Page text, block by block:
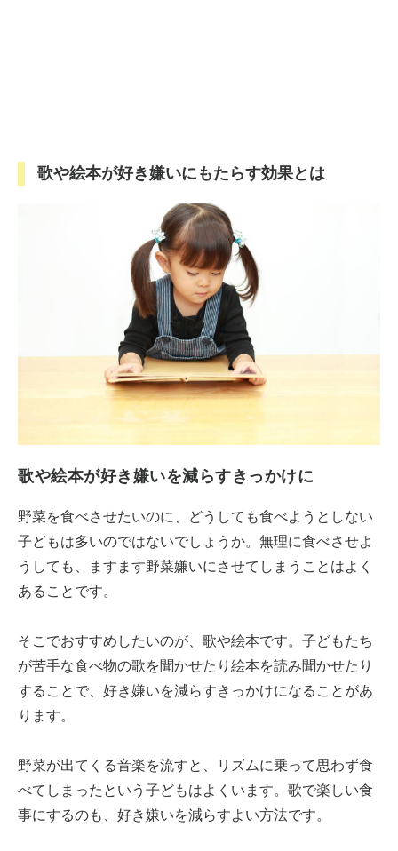
歌や絵本が好き嫌いにもたらす効果とは
歌や絵本が好き嫌いを減らすきっかけに
野菜を食べさせたいのに、どうしても食べようとしない
子どもは多いのではないでしょうか。無理に食べさせよ
うしても、ますます野菜嫌いにさせてしまうことはよく
あることです。
そこでおすすめしたいのが、歌や絵本です。子どもたち
が苦手な食べ物の歌を聞かせたり絵本を読み聞かせたり
することで、好き嫌いを減らすきっかけになることがあ
ります。
野菜が出てくる音楽を流すと、リズムに乗って思わず食
べてしまったという子どもはよくいます。歌で楽しい食
事にするのも、好き嫌いを減らすよい方法です。